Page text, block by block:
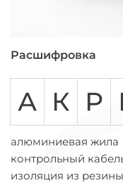
Расшифровка
А К Р
алюминиевая жила
контрольный
изоляция из резины